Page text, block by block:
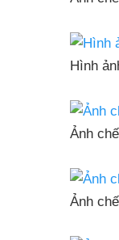
Hình
Ảnh
Ảnh